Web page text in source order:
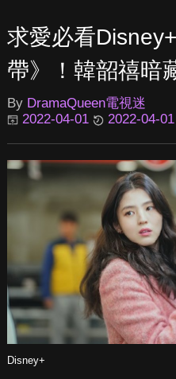
求愛必看
帶》！韓韶禧暗
By DramaQueen電視迷
2022-04-01
2022-04-
Disney+